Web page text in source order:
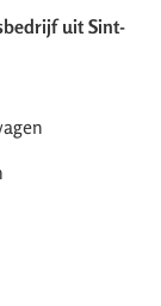
uit Sint-